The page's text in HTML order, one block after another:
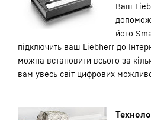
Ваш
його
підключить ваш Liebherr до
можна встановити всього за
вам увесь світ цифрових